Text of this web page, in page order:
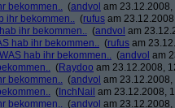
bekommen.. (andvol am
ihr bekommen.. (rufus am
ihr bekommen.. (andvol am
hab ihr bekommen.. (rufus am
hab ihr bekommen.. (andvol am
(Raydoo am 23.12.2008,
bekommen.. (andvol am
( InchNail am 23.12.2008,
bekommen.. (andvol am